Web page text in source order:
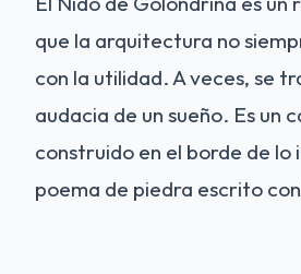
que la arquitectura no
con la utilidad. A veces, se
audacia de un sueño. Es un
construido en el borde de lo
poema de piedra escrito